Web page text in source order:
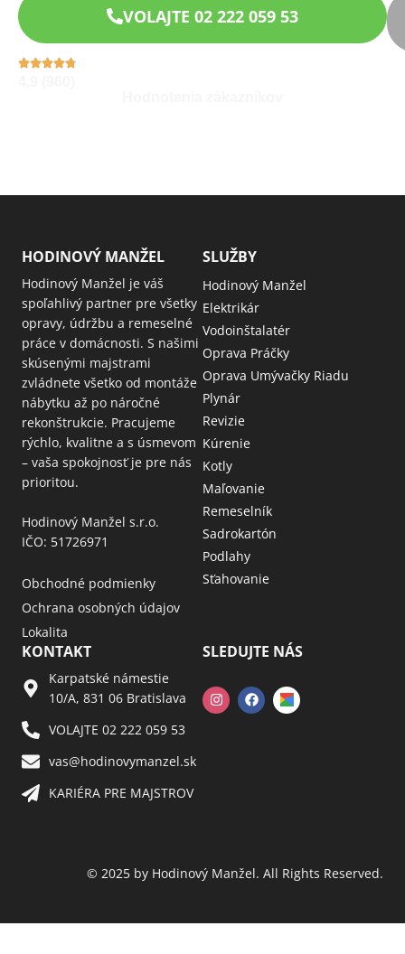
VOLAJTE 02 222 059 53
HODINOVÝ MANŽEL
Hodinový Manžel je váš
spoľahlivý partner pre všetky
opravy, údržbu a remeselné
práce v domácnosti. S našimi
skúsenými majstrami
zvládnete všetko od montáže
nábytku až po náročné
rekonštrukcie. Pracujeme
rýchlo, kvalitne a s úsmevom
– vaša spokojnosť je pre nás
prioritou.
Hodinový Manžel s.r.o.
IČO: 51726971
Obchodné podmienky
Ochrana osobných údajov
Lokalita
SLUŽBY
Hodinový Manžel
Elektrikár
Vodoinštalatér
Oprava Práčky
Oprava Umývačky Riadu
Plynár
Revizie
Kúrenie
Kotly
Maľovanie
Remeselník
Sadrokartón
Podlahy
Sťahovanie
KONTAKT
Karpatské námestie
10/A, 831 06 Bratislava
VOLAJTE 02 222 059 53​
vas@hodinovymanzel.sk​
KARIÉRA PRE MAJSTROV​
SLEDUJTE NÁS
© 2025 by Hodinový Manžel. All Rights Reserved.